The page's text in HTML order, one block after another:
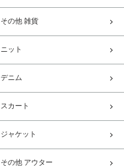
その他 雑貨
ニット
デニム
スカート
ジャケット
その他 アウター